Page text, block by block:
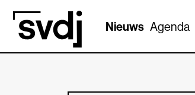
Naar hoofdinhoud
Nieuws Agenda